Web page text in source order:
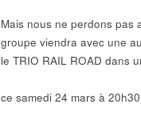
Mais nous ne perdons pas
groupe viendra avec une
le TRIO RAIL ROAD dans
ce samedi 24 mars à